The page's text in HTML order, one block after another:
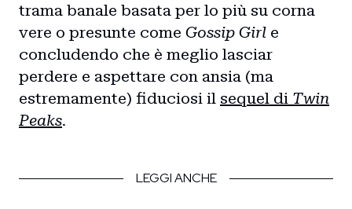
trama banale basata per lo più su corna
vere o presunte come Gossip Girl e
concludendo che è meglio lasciar
perdere e aspettare con ansia (ma
estremamente) fiduciosi il sequel di Twin
Peaks.
LEGGI ANCHE